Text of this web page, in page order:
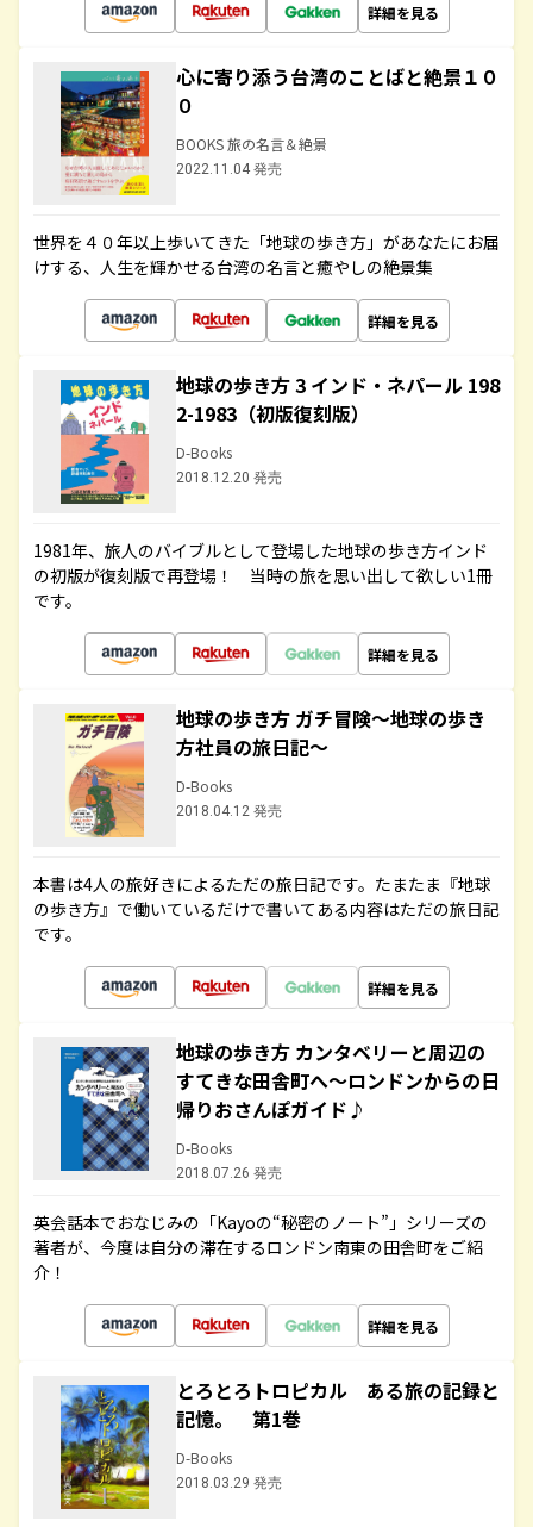
詳細を見る
心に寄り添う台湾のことばと絶景１０
０
BOOKS 旅の名言＆絶景
2022.11.04 発売
世界を４０年以上歩いてきた「地球の歩き方」があなたにお届
けする、人生を輝かせる台湾の名言と癒やしの絶景集
詳細を見る
地球の歩き方 3 インド・ネパール 198
2-1983（初版復刻版）
D-Books
2018.12.20 発売
1981年、旅人のバイブルとして登場した地球の歩き方インド
の初版が復刻版で再登場！ 当時の旅を思い出して欲しい1冊
です。
詳細を見る
地球の歩き方 ガチ冒険～地球の歩き
方社員の旅日記～
D-Books
2018.04.12 発売
本書は4人の旅好きによるただの旅日記です。たまたま『地球
の歩き方』で働いているだけで書いてある内容はただの旅日記
です。
詳細を見る
地球の歩き方 カンタベリーと周辺の
すてきな田舎町へ～ロンドンからの日
帰りおさんぽガイド♪
D-Books
2018.07.26 発売
英会話本でおなじみの「Kayoの“秘密のノート”」シリーズの
著者が、今度は自分の滞在するロンドン南東の田舎町をご紹
介！
詳細を見る
とろとろトロピカル ある旅の記録と
記憶。 第1巻
D-Books
2018.03.29 発売